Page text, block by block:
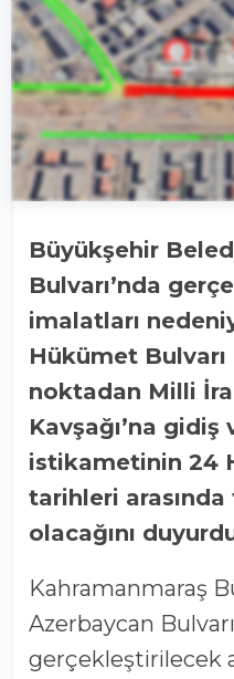
Büyükşehir Belediyesi, Azerbaycan
Bulvarı’nda
imalatları
Hükümet
noktadan Milli
Kavşağı’na gidiş
istikametinin 24
tarihleri
olacağını
Kahramanmaraş
Azerbaycan
gerçekleştirilecek